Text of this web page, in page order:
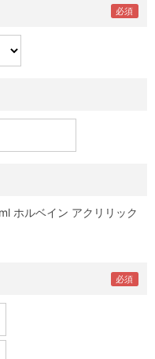
ホルベイン アクリリック